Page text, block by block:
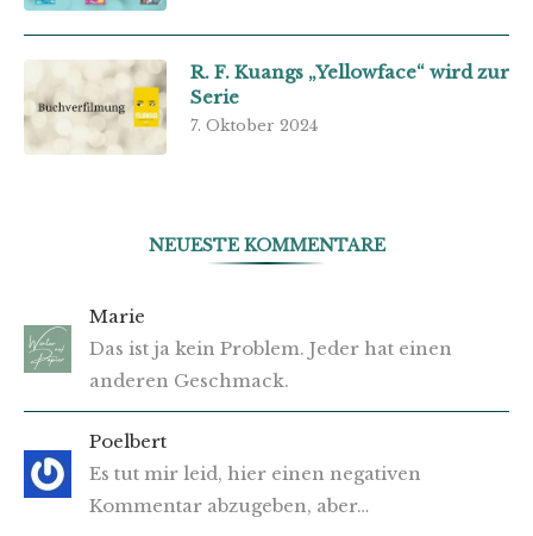
R. F. Kuangs „Yellowface“ wird zur
Serie
7. Oktober 2024
NEUESTE KOMMENTARE
Marie
Das ist ja kein Problem. Jeder hat einen
anderen Geschmack.
Poelbert
Es tut mir leid, hier einen negativen
Kommentar abzugeben, aber…